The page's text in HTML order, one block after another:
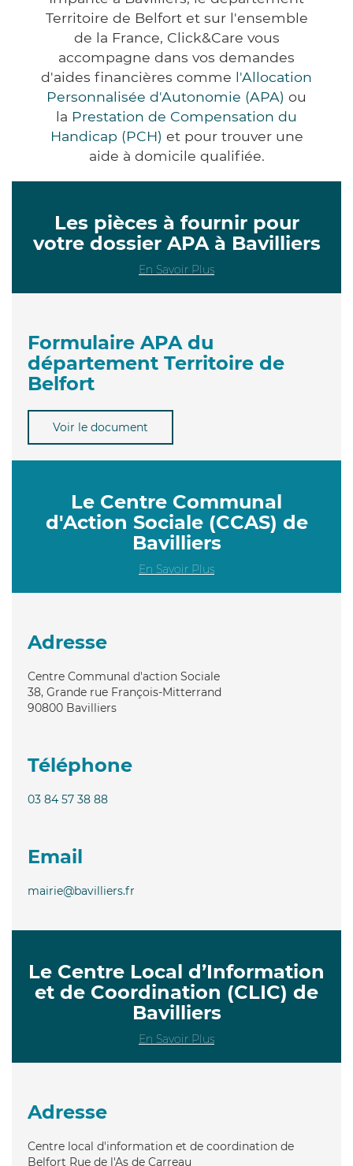
Territoire de Belfort et sur l'ensemble
de la France, Click&Care vous
accompagne dans vos demandes
d'aides financières comme l'Allocation
Personnalisée d'Autonomie (APA) ou
la Prestation de Compensation du
Handicap (PCH) et pour trouver une
aide à domicile qualifiée.
Les pièces à fournir pour
votre dossier APA à Bavilliers
En Savoir Plus
Formulaire APA du
département Territoire de
Belfort
Voir le document
Le Centre Communal
d'Action Sociale (CCAS) de
Bavilliers
En Savoir Plus
Adresse
Centre Communal d'action Sociale
38, Grande rue François-Mitterrand
90800 Bavilliers
Téléphone
03 84 57 38 88
Email
mairie@bavilliers.fr
Le Centre Local d’Information
et de Coordination (CLIC) de
Bavilliers
En Savoir Plus
Adresse
Centre local d'information et de coordination de
Belfort Rue de l'As de Carreau